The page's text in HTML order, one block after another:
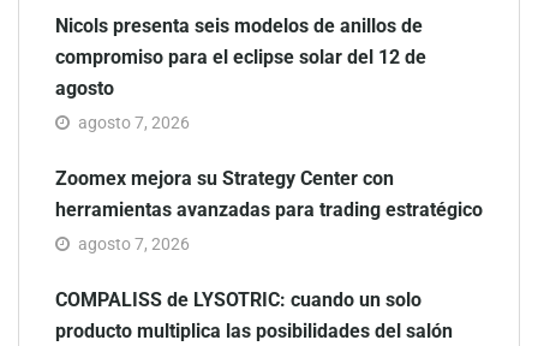
Nicols presenta seis modelos de anillos de
compromiso para el eclipse solar del 12 de
agosto
agosto 7, 2026
Zoomex mejora su Strategy Center con
herramientas avanzadas para trading estratégico
agosto 7, 2026
COMPALISS de LYSOTRIC: cuando un solo
producto multiplica las posibilidades del salón